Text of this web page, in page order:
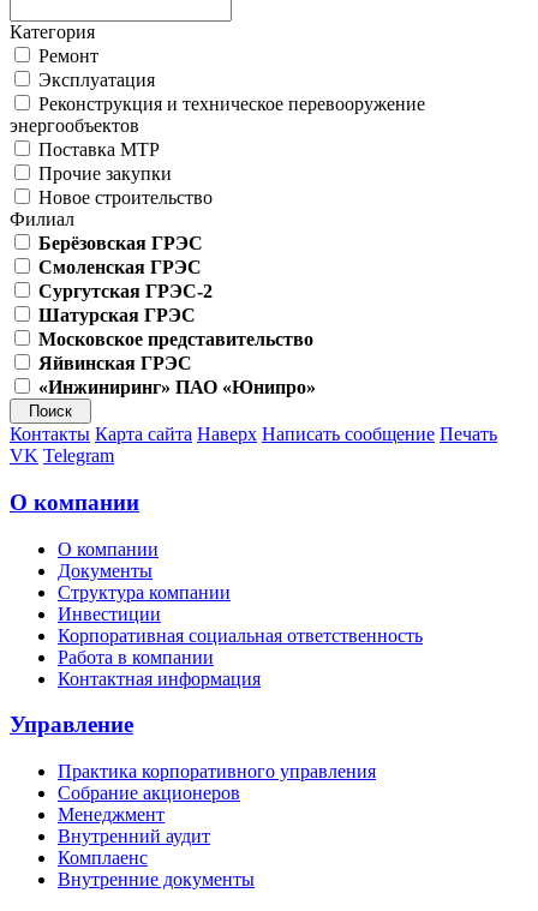
Категория
Ремонт
Эксплуатация
Реконструкция и техническое перевооружение
энергообъектов
Поставка МТР
Прочие закупки
Новое строительство
Филиал
Берёзовская ГРЭС
Смоленская ГРЭС
Сургутская ГРЭС-2
Шатурская ГРЭС
Московское представительство
Яйвинская ГРЭС
«Инжиниринг» ПАО «Юнипро»
Контакты Карта сайта Наверх Написать сообщение Печать
VK Telegram
О компании
О компании
Документы
Структура компании
Инвестиции
Корпоративная социальная ответственность
Работа в компании
Контактная информация
Управление
Практика корпоративного управления
Собрание акционеров
Менеджмент
Внутренний аудит
Комплаенс
Внутренние документы